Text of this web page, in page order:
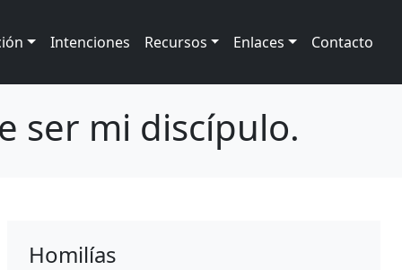
Intenciones Recursos Enlaces Contacto
ser mi discípulo.
Homilías